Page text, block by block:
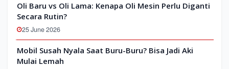
Oli Baru vs Oli Lama: Kenapa Oli Mesin Perlu Diganti
Secara Rutin?
25 June 2026
Mobil Susah Nyala Saat Buru-Buru? Bisa Jadi Aki
Mulai Lemah